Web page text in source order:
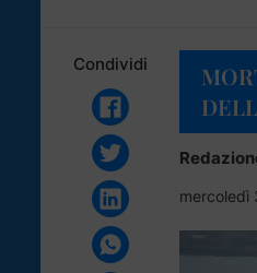
Condividi
mercoledì